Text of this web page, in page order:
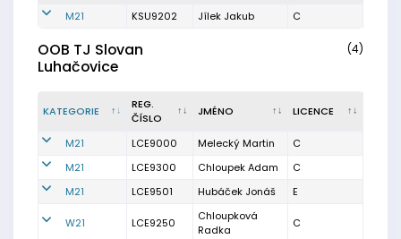
M21 KSU9202 Jílek Jakub C
OOB TJ Slovan
Luhačovice
(4)
KATEGORIE
REG.
ČÍSLO
JMÉNO LICENCE
M21 LCE9000 Melecký Martin
C
M21
LCE9300 Chloupek Adam
C
M21
LCE9501 Hubáček Jonáš E
W21 LCE9250
Chloupková
Radka
C